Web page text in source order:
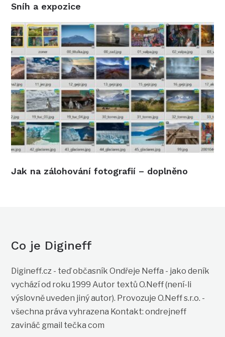
Sníh a expozice
Jak na zálohování fotografií – doplněno
Co je Digineff
Digineff.cz - teď občasník Ondřeje Neffa - jako deník
vychází od roku 1999 Autor textů O.Neff (není-li
výslovně uveden jiný autor). Provozuje O.Neff s.r.o. -
všechna práva vyhrazena Kontakt: ondrejneff
zavináč gmail tečka com